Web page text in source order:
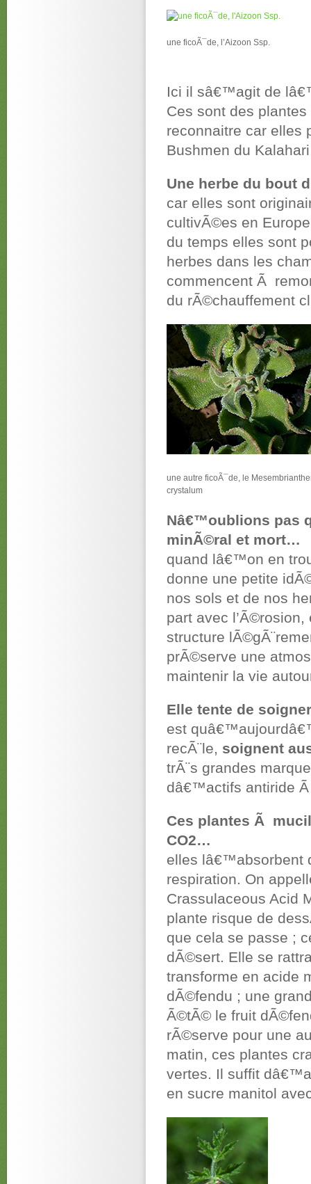
une ficoÃ¯de, l’Aizoon Ssp.
Ici il sâ€™agit de
Ces sont des plantes
reconnaitre car elles
Bushmen du
Une herbe du bout
car elles sont
cultivÃ©es en
du temps elles sont
herbes dans les
commencent Ã
du rÃ©chauffement
une autre ficoÃ¯de, le
crystalum
Nâ€™oublions pas
minÃ©ral et mort…
quand lâ€™on en
donne une petite
nos sols et de nos
part avec
structure
prÃ©serve une
maintenir la vie
Elle tente de
est
recÃ¨le, soignent
trÃ¨s grandes
dâ€™actifs antiride
Ces plantes Ã
CO2…
elles lâ€™absorbent
respiration. On
Crassulaceous Acid
plante risque de
que cela se passe ;
dÃ©sert. Elle se
transforme en acide
dÃ©fendu ; une
Ã©tÃ© le fruit
rÃ©serve pour une
matin, ces plantes
vertes. Il suffit
en sucre manitol